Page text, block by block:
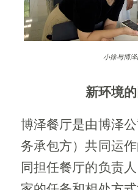
小徐与博
新环境
博泽餐厅是由博泽
务承包方）共同运
同担任餐厅的负责